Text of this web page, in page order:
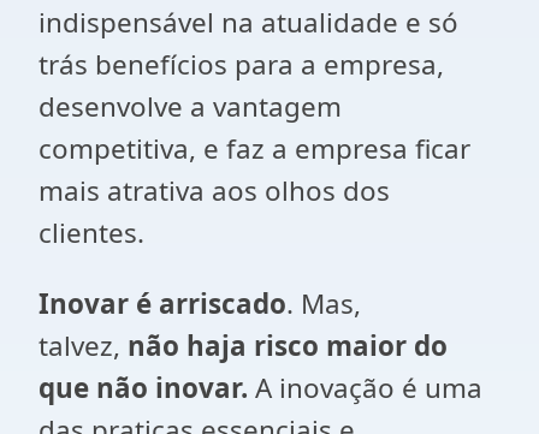
indispensável na atualidade e só
trás benefícios para a empresa,
desenvolve a vantagem
competitiva, e faz a empresa ficar
mais atrativa aos olhos dos
clientes.
Inovar é arriscado. Mas,
talvez, não haja risco maior do
que não inovar. A inovação é uma